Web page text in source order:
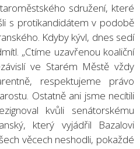
sdružení, které
s protikandidátem v podobě
Kdyby kývl, dnes sedí
„Ctíme uzavřenou koaliční
ve Starém Městě vždy
respektujeme právo
Ostatně ani jsme necítili
kvůli senátorskému
který vyjádřil Bazalovi
věcech neshodli, pokaždé